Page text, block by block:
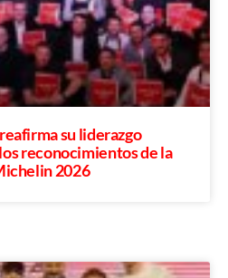
su liderazgo
reconocimientos de la
2026